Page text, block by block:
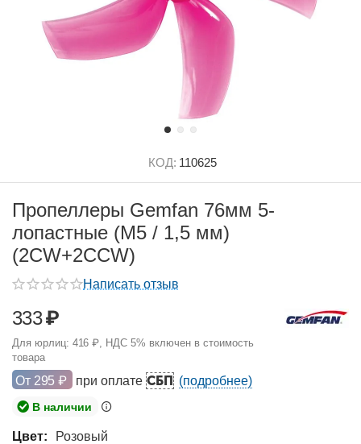
КОД: 110625
Пропеллеры Gemfan 76мм 5-
лопастные (M5 / 1,5 мм)
(2CW+2CCW)
Написать отзыв
333₽
Для юрлиц: 416 ₽, НДС 5% включен в стоимость
товара
От 295 ₽ при оплатеСБП (подробнее)
В наличии
Цвет: Розовый